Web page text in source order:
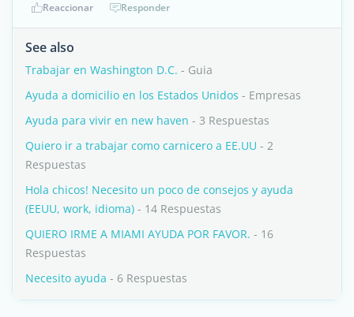
Reaccionar Responder
See also
Trabajar en Washington D.C. - Guia
Ayuda a domicilio en los Estados Unidos - Empresas
Ayuda para vivir en new haven - 3 Respuestas
Quiero ir a trabajar como carnicero a EE.UU - 2
Respuestas
Hola chicos! Necesito un poco de consejos y ayuda
(EEUU, work, idioma) - 14 Respuestas
QUIERO IRME A MIAMI AYUDA POR FAVOR. - 16
Respuestas
Necesito ayuda - 6 Respuestas